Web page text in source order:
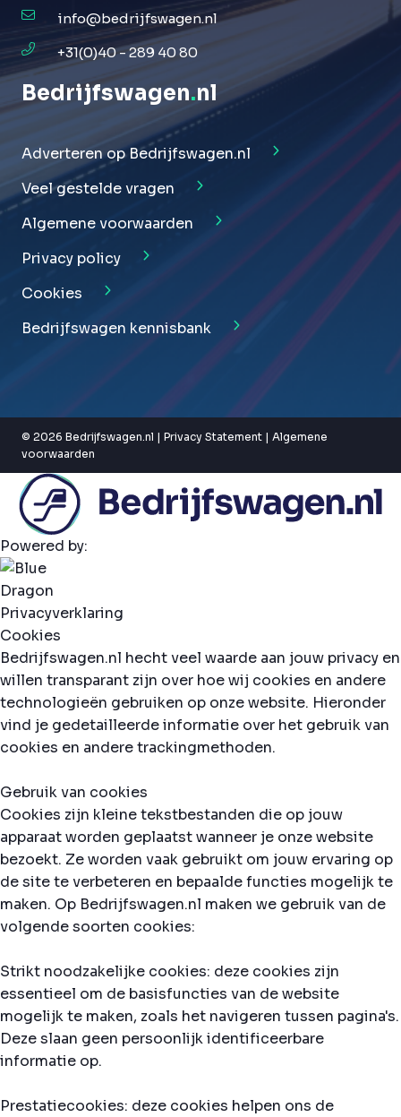
info@bedrijfswagen.nl
+31(0)40 - 289 40 80
Bedrijfswagen.nl
Adverteren op Bedrijfswagen.nl
Veel gestelde vragen
Algemene voorwaarden
Privacy policy
Cookies
Bedrijfswagen kennisbank
© 2026 Bedrijfswagen.nl | Privacy Statement | Algemene
voorwaarden
Powered by:
Privacyverklaring
Cookies
Bedrijfswagen.nl hecht veel waarde aan jouw privacy en
willen transparant zijn over hoe wij cookies en andere
technologieën gebruiken op onze website. Hieronder
vind je gedetailleerde informatie over het gebruik van
cookies en andere trackingmethoden.
Gebruik van cookies
Cookies zijn kleine tekstbestanden die op jouw
apparaat worden geplaatst wanneer je onze website
bezoekt. Ze worden vaak gebruikt om jouw ervaring op
de site te verbeteren en bepaalde functies mogelijk te
maken. Op Bedrijfswagen.nl maken we gebruik van de
volgende soorten cookies:
Strikt noodzakelijke cookies: deze cookies zijn
essentieel om de basisfuncties van de website
mogelijk te maken, zoals het navigeren tussen pagina's.
Deze slaan geen persoonlijk identificeerbare
informatie op.
Prestatiecookies: deze cookies helpen ons de